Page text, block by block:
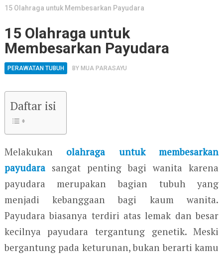
15 Olahraga untuk Membesarkan Payudara
15 Olahraga untuk
Membesarkan Payudara
PERAWATAN TUBUH BY MUA PARASAYU
Daftar isi
Melakukan olahraga untuk membesarkan
payudarasangat penting bagi wanita karena
payudara merupakan bagian tubuh yang
menjadi kebanggaan bagi kaum wanita.
Payudara biasanya terdiri atas lemak dan besar
kecilnya payudara tergantung genetik. Meski
bergantung pada keturunan, bukan berarti kamu